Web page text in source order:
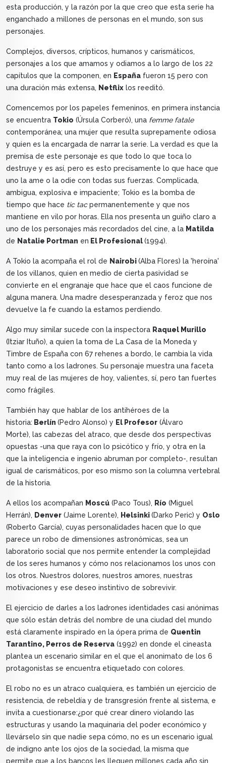
esta producción, y la razón por la que creo que esta serie ha
enganchado a millones de personas en el mundo, son sus
personajes.
Complejos, diversos, crípticos, humanos y carismáticos,
personajes a los que amamos y odiamos a lo largo de los 22
capítulos que la componen, en España fueron 15 pero con
una duración más extensa, Netflix los reeditó.
Comencemos por los papeles femeninos, en primera instancia
se encuentra Tokio (Úrsula Corberó), una femme fatale
contemporánea; una mujer que resulta suprepamente odiosa
y quien es la encargada de narrar la serie. La verdad es que la
premisa de este personaje es que todo lo que toca lo
destruye y es así, pero es esto precisamente lo que hace que
uno la ame o la odie con todas sus fuerzas. Complicada,
ambigua, explosiva e impaciente; Tokio es la bomba de
tiempo que hace tic tacpermanentemente y que nos
mantiene en vilo por horas. Ella nos presenta un guiño claro a
uno de los personajes más recordados del cine, a la Matilda
de Natalie Portman en El Profesional(1994).
A Tokio la acompaña el rol de Nairobi(Alba Flores) la 'heroína'
de los villanos, quien en medio de cierta pasividad se
convierte en el engranaje que hace que el caos funcione de
alguna manera. Una madre desesperanzada y feroz que nos
devuelve la fe cuando la estamos perdiendo.
Algo muy similar sucede con la inspectora Raquel Murillo
(Itziar Ituño), a quien la toma de La Casa de la Moneda y
Timbre de España con 67 rehenes a bordo, le cambia la vida
tanto como a los ladrones. Su personaje muestra una faceta
muy real de las mujeres de hoy, valientes, sí, pero tan fuertes
como frágiles.
También hay que hablar de los antihéroes de la
historia: Berlín (Pedro Alonso) y El Profesor (Álvaro
Morte), las cabezas del atraco, que desde dos perspectivas
opuestas -una que raya con lo psicótico y frío, y otra en la
que la inteligencia e ingenio abruman por completo-, resultan
igual de carismáticos, por eso mismo son la columna vertebral
de la historia.
A ellos los acompañan Moscú (Paco Tous), Río (Miguel
Herrán), Denver (Jaime Lorente), Helsinki(Darko Peric) y Oslo
(Roberto García), cuyas personalidades hacen que lo que
parece un robo de dimensiones astronómicas, sea un
laboratorio social que nos permite entender la complejidad
de los seres humanos y cómo nos relacionamos los unos con
los otros. Nuestros dolores, nuestros amores, nuestras
motivaciones y ese deseo instintivo de sobrevivir.
El ejercicio de darles a los ladrones identidades casi anónimas
que sólo están detrás del nombre de una ciudad del mundo
está claramente inspirado en la ópera prima de Quentin
Tarantino, Perros de Reserva (1992) en donde el cineasta
plantea un escenario similar en el que el anonimato de los 6
protagonistas se encuentra etiquetado con colores.
El robo no es un atraco cualquiera, es también un ejercicio de
resistencia, de rebeldía y de transgresión frente al sistema, e
invita a cuestionarse:¿por qué crear dinero violando las
estructuras y usando la maquinaria del poder económico y
llevárselo sin que nadie sepa cómo, no es un escenario igual
de indigno ante los ojos de la sociedad, la misma que
permite que a los bancos les lleguen millones cada año sin